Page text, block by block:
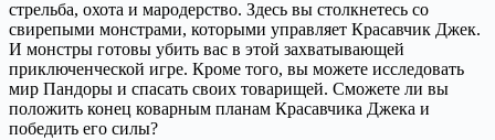
стрельба, охота и мародерство. Здесь вы столкнетесь со
свирепыми монстрами, которыми управляет Красавчик Джек.
И монстры готовы убить вас в этой захватывающей
приключенческой игре. Кроме того, вы можете исследовать
мир Пандоры и спасать своих товарищей. Сможете ли вы
положить конец коварным планам Красавчика Джека и
победить его силы?